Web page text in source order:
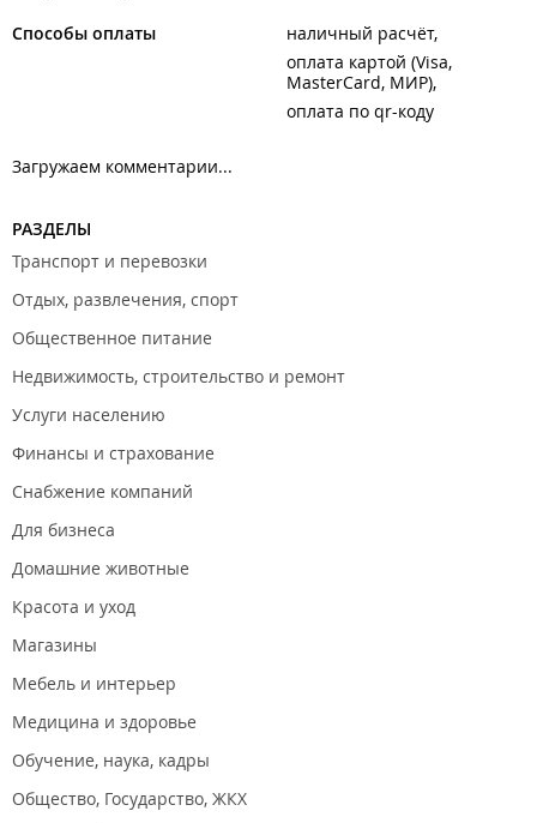
Способы оплаты
наличный расчёт
оплата картой (Visa,
MasterCard, МИР)
оплата по qr-коду
Загружаем комментарии...
РАЗДЕЛЫ
Транспорт и перевозки
Отдых, развлечения, спорт
Общественное питание
Недвижимость, строительство и ремонт
Услуги населению
Финансы и страхование
Снабжение компаний
Для бизнеса
Домашние животные
Красота и уход
Магазины
Мебель и интерьер
Медицина и здоровье
Обучение, наука, кадры
Общество, Государство, ЖКХ